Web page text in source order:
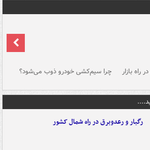
بازار چرا سیم‌کشی خودرو ذوب می‌شود؟
رگبار و رعدوبرق در راه شمال کشور